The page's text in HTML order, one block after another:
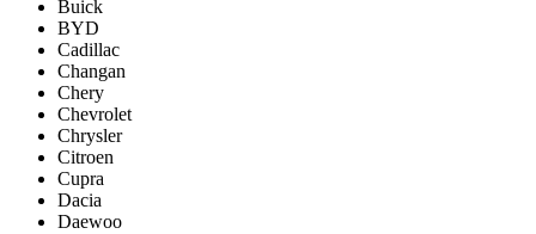
Buick
BYD
Cadillac
Changan
Chery
Chevrolet
Chrysler
Citroen
Cupra
Dacia
Daewoo